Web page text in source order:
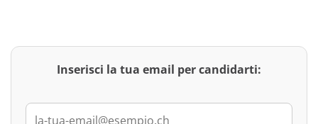
Inserisci la tua email per candidarti: